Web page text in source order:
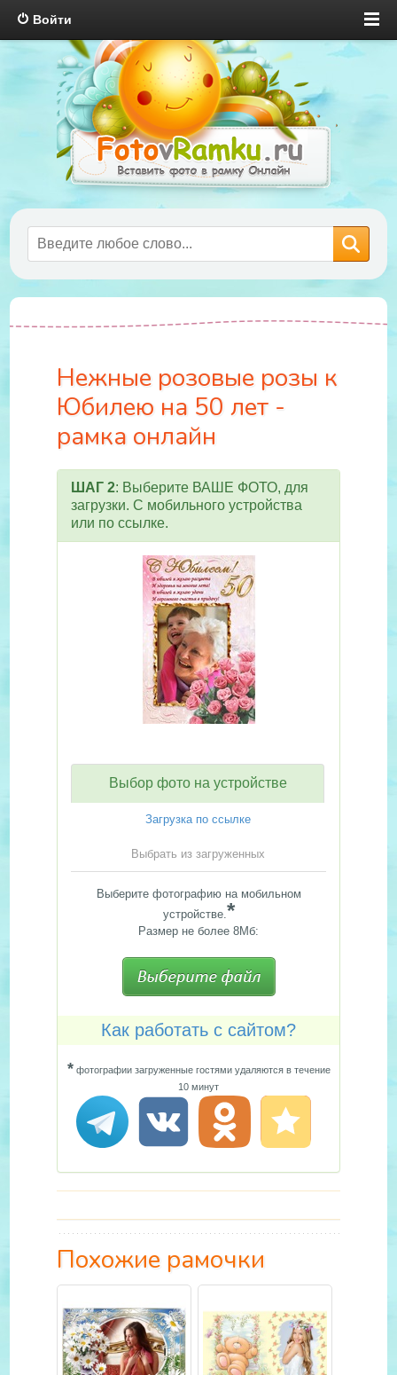
Войти
Нежные розовые розы к
Юбилею на 50 лет -
рамка онлайн
ШАГ 2: Выберите ВАШЕ ФОТО, для
загрузки. С мобильного устройства
или по ссылке.
Выбор фото на устройстве
Загрузка по ссылке
Выбрать из загруженных
Выберите фотографию на мобильном
устройстве.*
Размер не более 8Мб:
Как работать с сайтом?
*фотографии загруженные гостями удаляются в течение
10 минут
Похожие рамочки